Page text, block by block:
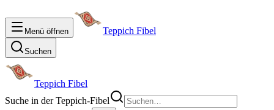
Menü öffnen Teppich Fibel
Suchen
Teppich Fibel
Suche in der Teppich-Fibel